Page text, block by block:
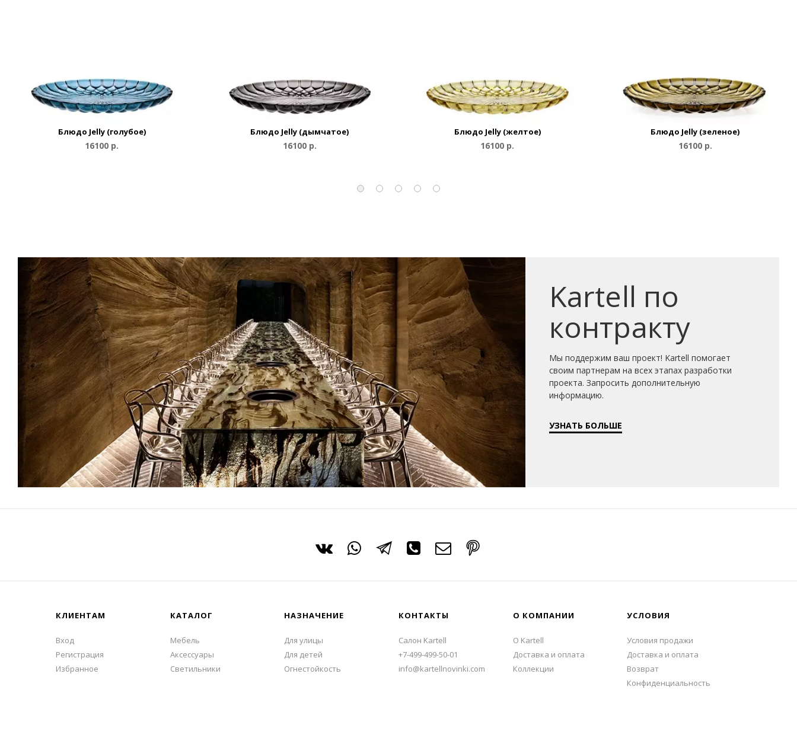
Блюдо Jelly (голубое)
16100 р.
Блюдо Jelly (дымчатое)
16100 р.
Блюдо Jelly (желтое)
16100 р.
Блюдо Jelly (зеленое)
16100 р.
Kartell по
контракту
Мы поддержим ваш проект! Kartell помогает
своим партнерам на всех этапах разработки
проекта. Запросить дополнительную
информацию.
УЗНАТЬ БОЛЬШЕ
КЛИЕНТАМ
Вход
Регистрация
Избранное
КАТАЛОГ
Мебель
Аксессуары
Светильники
НАЗНАЧЕНИЕ
Для улицы
Для детей
Огнестойкость
КОНТАКТЫ
Салон Kartell
+7-499-499-50-01
info@kartellnovinki.com
О КОМПАНИИ
О Kartell
Доставка и оплата
Коллекции
УСЛОВИЯ
Условия продажи
Доставка и оплата
Возврат
Конфиденциальность